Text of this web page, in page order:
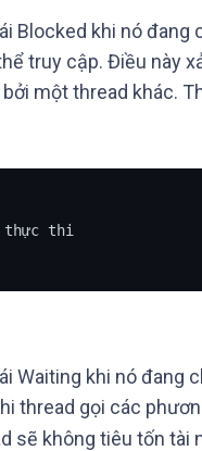
Blocked khi nó
truy cập. Điều này
một thread khác.
thực thi
Waiting khi nó đang
thread gọi các
sẽ không tiêu tốn tài